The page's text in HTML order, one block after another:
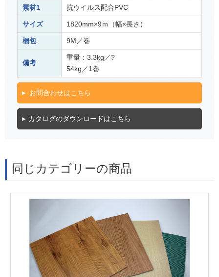
素材1 抗ウイルス配合PVC
サイズ 1820mm×9ｍ（幅×長さ）
梱包 9M／巻
備考
重量：3.3kg／?
54kg／1巻
お問合わせはこちら
カタログのダウンロードはこちら
同じカテゴリーの商品